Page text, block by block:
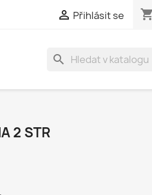
 Přihlásit se shopping_cart
search
2 STR